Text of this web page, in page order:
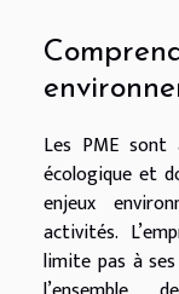
Les PME
écologique et
enjeux
activités.
limite pas à